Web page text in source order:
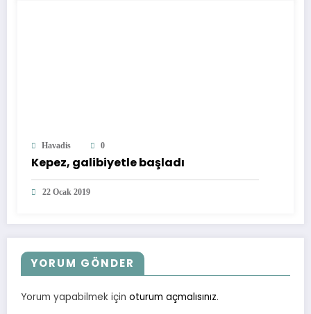
Havadis 0
Kepez, galibiyetle başladı
22 Ocak 2019
YORUM GÖNDER
Yorum yapabilmek için oturum açmalısınız.